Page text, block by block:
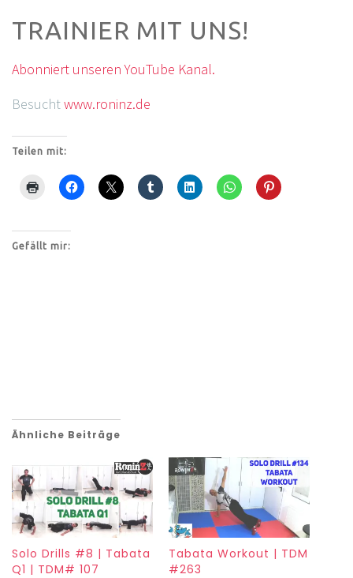
TRAINIER MIT UNS!
Abonniert unseren YouTube Kanal.
Besuchtwww.roninz.de
Teilen mit:
Gefällt mir:
Ähnliche Beiträge
Solo Drills #8 | Tabata
Q1 | TDM# 107
Tabata Workout | TDM
#263